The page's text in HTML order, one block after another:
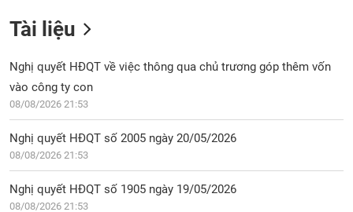
Tài liệu
Nghị quyết HĐQT về việc thông qua chủ trương góp thêm vốn
vào công ty con
08/08/2026 21:53
Nghị quyết HĐQT số 2005 ngày 20/05/2026
08/08/2026 21:53
Nghị quyết HĐQT số 1905 ngày 19/05/2026
08/08/2026 21:53